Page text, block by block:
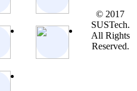
© 2017
SUSTech.
All Rights
Reserved.